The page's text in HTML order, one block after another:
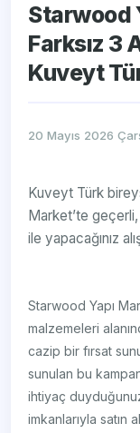
Starwood
Farksız 3
Kuveyt
20 Mayıs 2026
Kuveyt Türk
Market’te
ile yapacağınız
Starwood Yapı
malzemeleri
cazip bir fırsat
sunulan bu
ihtiyaç
imkanlarıyla